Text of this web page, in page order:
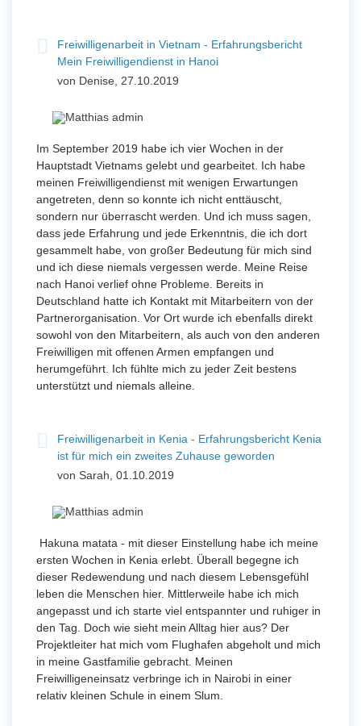
Freiwilligenarbeit in Vietnam - Erfahrungsbericht
Mein Freiwilligendienst in Hanoi
von Denise, 27.10.2019
Im September 2019 habe ich vier Wochen in der
Hauptstadt Vietnams gelebt und gearbeitet. Ich habe
meinen Freiwilligendienst mit wenigen Erwartungen
angetreten, denn so konnte ich nicht enttäuscht,
sondern nur überrascht werden. Und ich muss sagen,
dass jede Erfahrung und jede Erkenntnis, die ich dort
gesammelt habe, von großer Bedeutung für mich sind
und ich diese niemals vergessen werde. Meine Reise
nach Hanoi verlief ohne Probleme. Bereits in
Deutschland hatte ich Kontakt mit Mitarbeitern von der
Partnerorganisation. Vor Ort wurde ich ebenfalls direkt
sowohl von den Mitarbeitern, als auch von den anderen
Freiwilligen mit offenen Armen empfangen und
herumgeführt. Ich fühlte mich zu jeder Zeit bestens
unterstützt und niemals alleine.
Freiwilligenarbeit in Kenia - Erfahrungsbericht Kenia
ist für mich ein zweites Zuhause geworden
von Sarah, 01.10.2019
Hakuna matata - mit dieser Einstellung habe ich meine
ersten Wochen in Kenia erlebt. Überall begegne ich
dieser Redewendung und nach diesem Lebensgefühl
leben die Menschen hier. Mittlerweile habe ich mich
angepasst und ich starte viel entspannter und ruhiger in
den Tag. Doch wie sieht mein Alltag hier aus? Der
Projektleiter hat mich vom Flughafen abgeholt und mich
in meine Gastfamilie gebracht. Meinen
Freiwilligeneinsatz verbringe ich in Nairobi in einer
relativ kleinen Schule in einem Slum.